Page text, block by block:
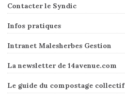
Contacter le Syndic
Infos pratiques
Intranet Malesherbes Gestion
La newsletter de 14avenue.com
Le guide du compostage collectif